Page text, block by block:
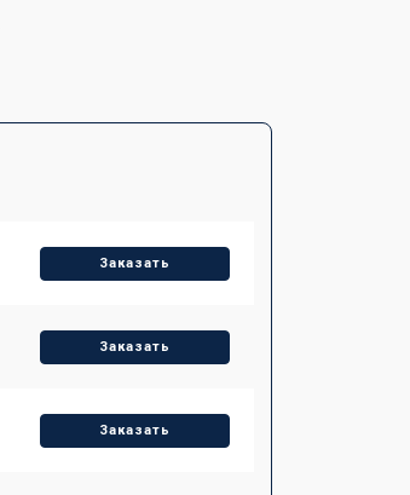
Заказать
Заказать
Заказать